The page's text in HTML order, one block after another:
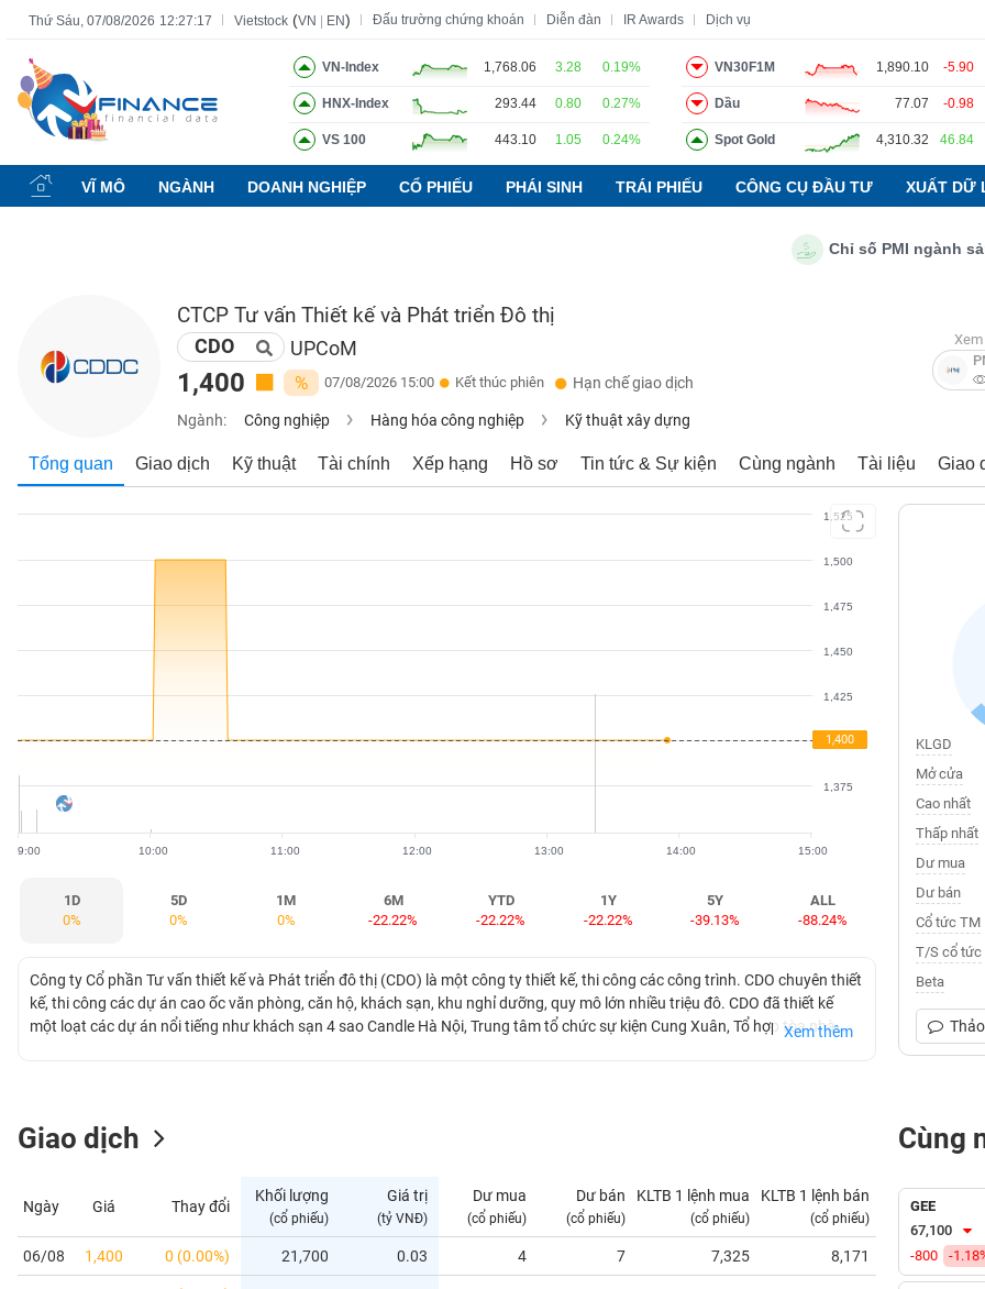
Thứ Sáu, 07/08/2026 12:27:18 Vietstock (VN EN) Đấu trường chứng khoán Diễn đàn IR Awards Dịch vụ
VN-Index 1,768.06 3.28 0.19%
HNX-Index 293.44 0.80 0.27%
VS 100 443.10 1.05 0.24%
VN30F1M 1,890.10 -5.90
Dầu 77.07 -0.98
Spot Gold 4,310.32 46.84
VĨ MÔ NGÀNH DOANH NGHIỆP CỔ PHIẾU PHÁI SINH TRÁI PHIẾU CÔNG CỤ ĐẦU TƯ XUẤT DỮ
Chỉ số PMI ngành sản
CTCP Tư vấn Thiết kế và Phát triển Đô thị
CDO UPCoM
1,400 % 07/08/2026 15:00 Kết thúc phiên Hạn chế giao dịch
Ngành: Công nghiệp Hàng hóa công nghiệp Kỹ thuật xây dựng
Tổng quan Giao dịch Kỹ thuật Tài chính Xếp hạng Hồ sơ Tin tức & Sự kiện Cùng ngành Tài liệu Giao
1,400
1,375
1,425
1,450
1,475
1,500
1,525
9:00 10:00 11:00 12:00 13:00 14:00 15:00
1,400
1,400
1D
0%
5D
0%
1M
0%
6M
-22.22%
YTD
-22.22%
1Y
-22.22%
5Y
-39.13%
ALL
-88.24%
Công ty Cổ phần Tư vấn thiết kế và Phát triển đô thị (CDO) là một công ty thiết kế, thi công các công trình. CDO chuyên thiết
kế, thi công các dự án cao ốc văn phòng, căn hộ, khách sạn, khu nghỉ dưỡng, quy mô lớn nhiều triệu đô. CDO đã thiết kế
một loạt các dự án nổi tiếng như khách sạn 4 sao Candle Hà Nội, Trung tâm tổ chức sự kiện Cung Xuân, Tổ hợp tòa nhà
Xem thêm
KLGD
Mở cửa
Cao nhất
Thấp nhất
Dư mua
Dư bán
Cổ tức TM
T/S cổ tức
Beta
Giao dịch
Ngày Giá Thay đổi
Khối lượng
(cổ phiếu)
Giá trị
(tỷ VNĐ)
Dư mua
(cổ phiếu)
Dư bán
(cổ phiếu)
KLTB 1 lệnh mua
(cổ phiếu)
KLTB 1 lệnh bán
(cổ phiếu)
06/08 1,400 0 (0.00%) 21,700 0.03 4 7 7,325 8,171 0.00
Cùng
GEE
67,100
-800
-
Tất cả Tính năng Ngành Mã chứng khoán Lãnh đạo Báo cáo phân tích Thuật ngữ
Tính
năng
(-)
KHOÁN
NGHIỆP
ĐỘNG
HÓA
GIỚI
CÁ
NHÂN